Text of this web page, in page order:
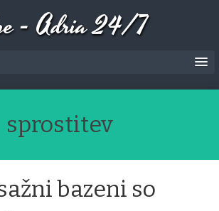
- Adria 24/7
sprostitev
bazeni so